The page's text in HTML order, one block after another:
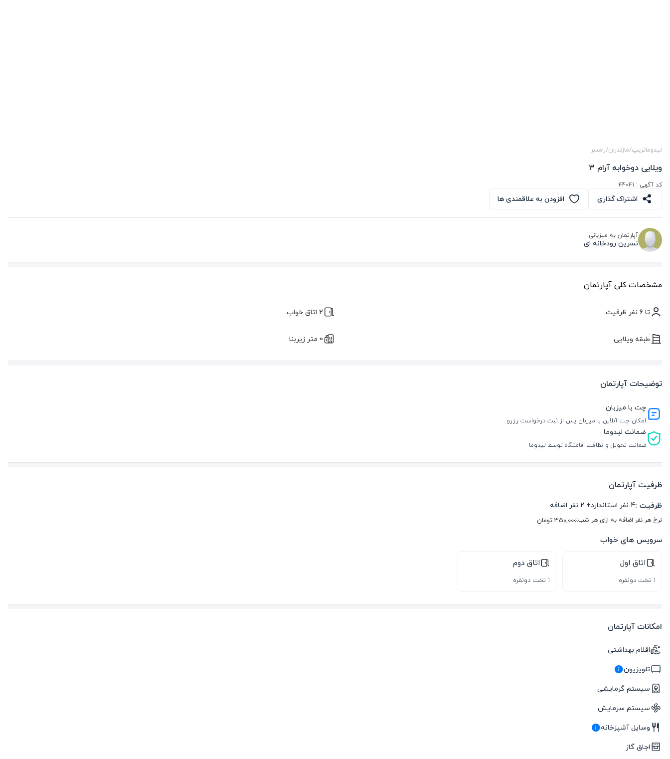
لیدوماتریپ/مازندران/رامسر
ویلایی دوخوابه آرام 3
کد آگهی : 44041
اشتراک گذاری افزودن به علاقمندی ها
آپارتمان به میزبانی:
نسرين رودخانه ای
مشخصات کلی آپارتمان
تا 6 نفر ظرفیت 2 اتاق خواب
طبقه ویلایی 0 متر زیربنا
توضیحات آپارتمان
چت با میزبان
امکان چت آنلاین با میزبان پس از ثبت درخواست رزرو
ضمانت لیدوما
ضمانت تحویل و نظافت اقامتگاه توسط لیدوما
ظرفیت آپارتمان
ظرفیت :4 نفر استاندارد+
2 نفر اضافه
نرخ هر نفر اضافه به ازای هر شب:350,000تومان
سرویس های خواب
اتاق اول
1 تخت دونفره
اتاق دوم
1 تخت دونفره
امکانات آپارتمان
اقلام بهداشتی
تلویزیون
سیستم گرمایشی
سیستم سرمایش
وسایل آشپزخانه
اجاق گاز